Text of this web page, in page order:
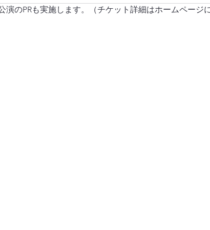
演のPRも実施します。（チケット詳細はホームページ